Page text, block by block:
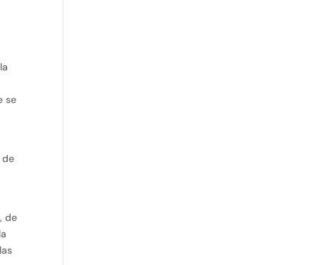
se
de
de